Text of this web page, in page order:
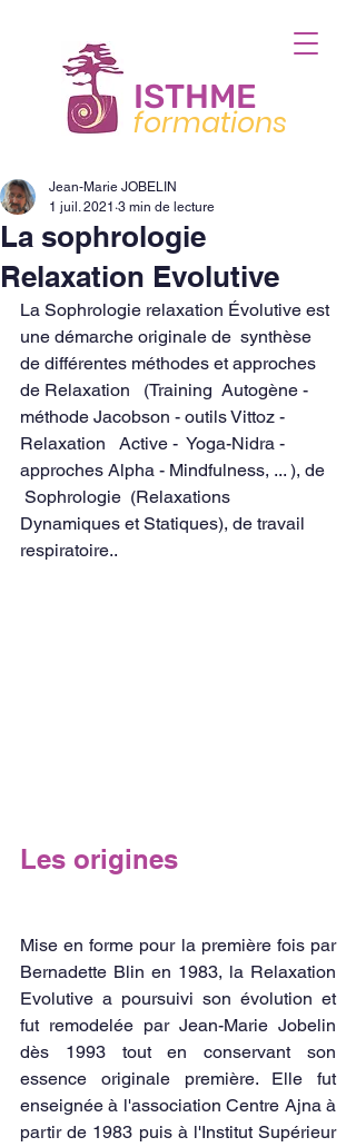
ISTHME
formations
La sophrologie
Relaxation Evolutive
Jean-Marie JOBELIN
1 juil. 2021 3 min de lecture
La Sophrologie relaxation Évolutive est
une démarche originale de  synthèse
de différentes méthodes et approches
de Relaxation   (Training  Autogène -
méthode Jacobson - outils Vittoz -
Relaxation   Active -  Yoga-Nidra -
approches Alpha - Mindfulness, ... ), de
Sophrologie  (Relaxations
Dynamiques et Statiques), de travail
respiratoire..
Les origines
Mise en forme pour la première fois par
Bernadette Blin en 1983, la Relaxation
Evolutive a poursuivi son évolution et
fut remodelée par Jean-Marie Jobelin
dès 1993 tout en conservant son
essence originale première. Elle fut
enseignée à l'association Centre Ajna à
partir de 1983 puis à l'Institut Supérieur